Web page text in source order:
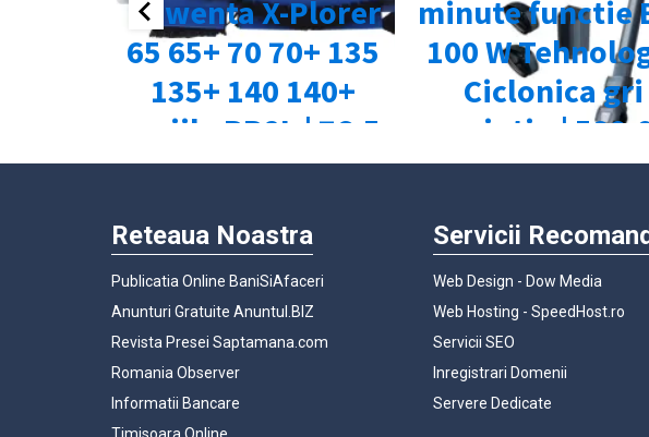
Reteaua Noastra
Publicatia Online BaniSiAfaceri
Anunturi Gratuite Anuntul.BIZ
Revista Presei Saptamana.com
Romania Observer
Informatii Bancare
Timisoara Online
Servicii
Web Design - Dow Media
Web Hosting - SpeedHost.ro
Servicii SEO
Inregistrari Domenii
Servere Dedicate